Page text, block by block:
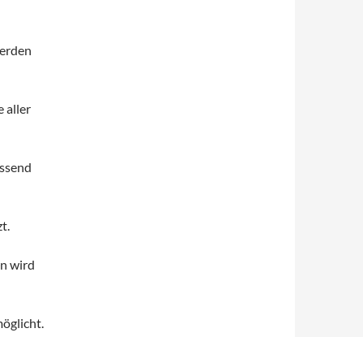
aller
wird